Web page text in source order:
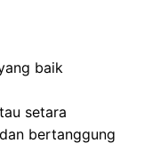
baik
setara
bertanggung